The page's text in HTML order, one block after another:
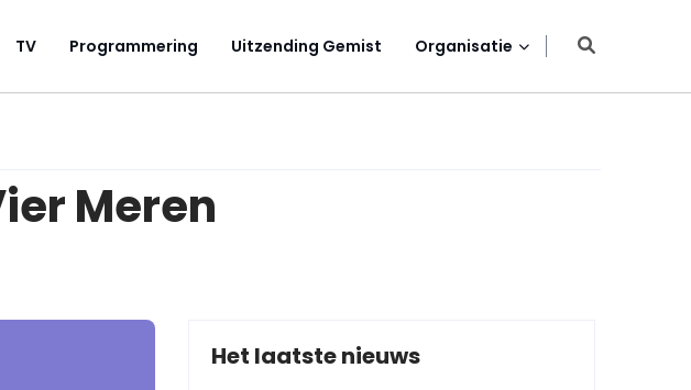
TV Programmering Uitzending Gemist Organisatie
Meren
Het laatste nieuws